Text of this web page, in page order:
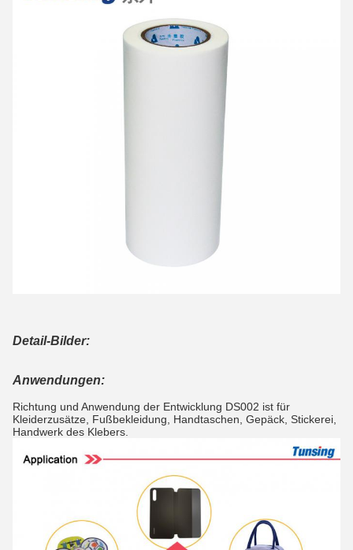
Detail-Bilder:
Anwendungen:
Richtung und Anwendung der Entwicklung DS002 ist für
Kleiderzusätze, Fußbekleidung, Handtaschen, Gepäck, Stickerei,
Handwerk des Klebers.